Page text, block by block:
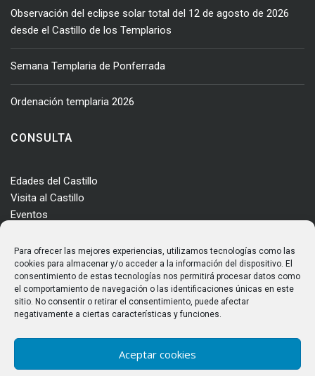
Para ofrecer las mejores experiencias, utilizamos tecnologías como las
cookies para almacenar y/o acceder a la información del dispositivo. El
consentimiento de estas tecnologías nos permitirá procesar datos como
el comportamiento de navegación o las identificaciones únicas en este
sitio. No consentir o retirar el consentimiento, puede afectar
negativamente a ciertas características y funciones.
Aceptar cookies
Observación del eclipse solar total del 12 de agosto de 2026
desde el Castillo de los Templarios
Semana Templaria de Ponferrada
Ordenación templaria 2026
CONSULTA
Edades del Castillo
Visita al Castillo
Eventos
Enclave
Más información
Consultas
Horarios y tarifas